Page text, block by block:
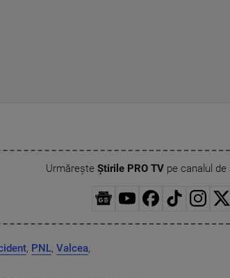
Urmărește Știrile PRO TVpe canalul de
, PNL, Valcea,